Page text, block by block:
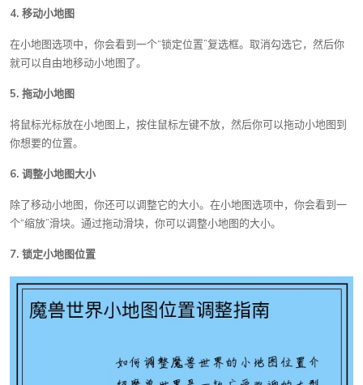
4. 移动小地图
在小地图选项中，你会看到一个“锁定位置”复选框。取消勾选它，然后你
就可以自由地移动小地图了。
5. 拖动小地图
将鼠标光标放在小地图上，按住鼠标左键不放，然后你可以拖动小地图到
你想要的位置。
6. 调整小地图大小
除了移动小地图，你还可以调整它的大小。在小地图选项中，你会看到一
个“缩放”滑块。通过拖动滑块，你可以调整小地图的大小。
7. 锁定小地图位置